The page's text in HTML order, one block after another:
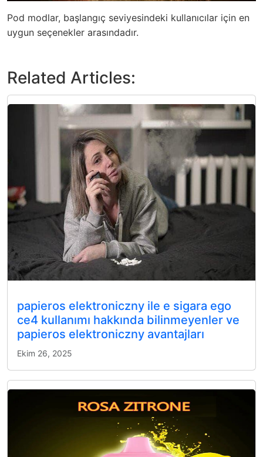
Pod modlar, başlangıç seviyesindeki kullanıcılar için en
uygun seçenekler arasındadır.
Related Articles:
papieros elektroniczny ile e sigara ego
ce4 kullanımı hakkında bilinmeyenler ve
papieros elektroniczny avantajları
Ekim 26, 2025